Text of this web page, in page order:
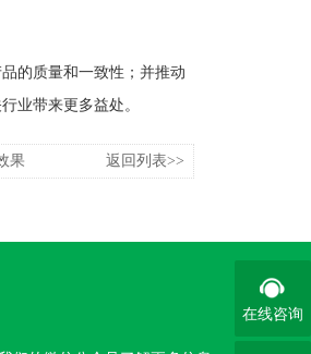
的质量和一致性；并推动
业带来更多益处。
果
返回列表>>
在线咨询